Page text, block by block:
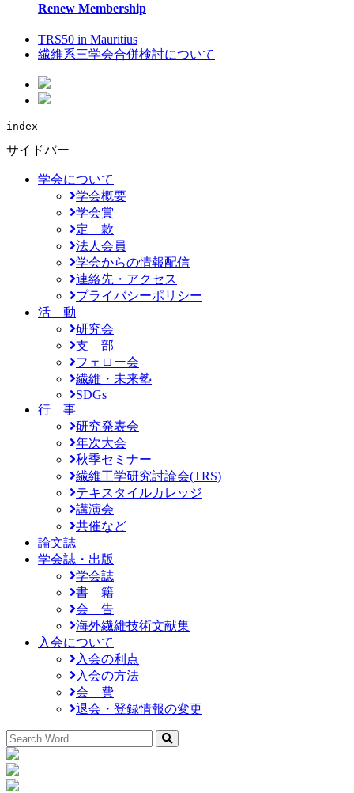
Renew Membership
TRS50 in Mauritius
繊維系三学会合併検討について
index
サイドバー
学会について
学会概要
学会賞
定 款
法人会員
学会からの情報配信
連絡先・アクセス
プライバシーポリシー
活 動
研究会
支 部
フェロー会
繊維・未来塾
SDGs
行 事
研究発表会
年次大会
秋季セミナー
繊維工学研究討論会(TRS)
テキスタイルカレッジ
講演会
共催など
論文誌
学会誌・出版
学会誌
書 籍
会 告
海外繊維技術文献集
入会について
入会の利点
入会の方法
会 費
退会・登録情報の変更